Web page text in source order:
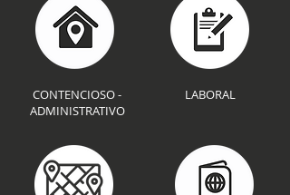
CONTENCIOSO -
ADMINISTRATIVO
LABORAL